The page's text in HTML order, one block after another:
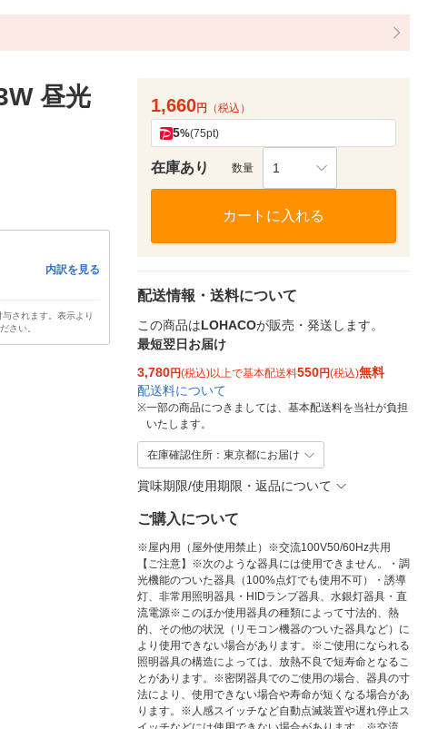
昼光
内訳を見る
されます。表示より
さい。
1,660円 （税込）
5%(75pt)
在庫あり 数量 1
カートに入れる
配送情報・送料について
この商品はLOHACOが販売・発送します。
最短翌日お届け
3,780円(税込)以上で基本配送料550円(税込)無料
配送料について
※一部の商品につきましては、基本配送料を当社が負担
いたします。
在庫確認住所：東京都にお届け
賞味期限/使用期限・返品について
ご購入について
※屋内用（屋外使用禁止）※交流100V50/60Hz共用
【ご注意】※次のような器具には使用できません。・調
光機能のついた器具（100%点灯でも使用不可）・誘導
灯、非常用照明器具・HIDランプ器具、水銀灯器具・直
流電源※このほか使用器具の種類によって寸法的、熱
的、その他の状況（リモコン機器のついた器具など）に
より使用できない場合があります。※ご使用になられる
照明器具の構造によっては、放熱不良で短寿命となるこ
とがあります。※密閉器具でのご使用の場合、器具の寸
法により、使用できない場合や寿命が短くなる場合があ
ります。※人感スイッチなど自動点滅装置や遅れ停止ス